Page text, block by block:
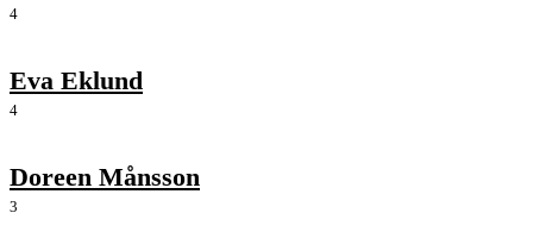
4
Eva Eklund
4
Doreen Månsson
3